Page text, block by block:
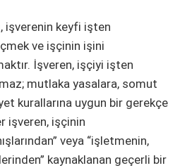
işverenin keyfi işten
ve işçinin işini
İşveren, işçiyi işten
mutlaka yasalara, somut
kurallarına uygun bir gerekçe
işveren, işçinin
veya “işletmenin,
kaynaklanan geçerli bir